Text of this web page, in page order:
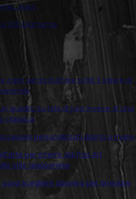
Jigen
500 Diamante
casa senza buttare soldi: il valore di
quadro su tela di juta invece di una
classica
personalizzati dipinti a mano
per interni: dal Pop Art
stile giapponese
cosa scegliere davvero per arredare